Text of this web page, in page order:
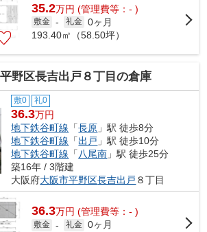
35.2万円 (管理費等：- )
敷金 - 礼金 0ヶ月
193.40㎡（58.50坪）
野区長吉出戸８丁目の倉庫
敷0 礼0
36.3万円
地下鉄谷町線 「長原 」駅 徒歩8分
地下鉄谷町線 「出戸 」駅 徒歩10分
地下鉄谷町線 「 八尾南 」駅 徒歩25分
築16年 / 3階建
大阪府大阪市平野区長吉出戸 ８丁目
36.3万円 (管理費等：- )
敷金 - 礼金 0ヶ月